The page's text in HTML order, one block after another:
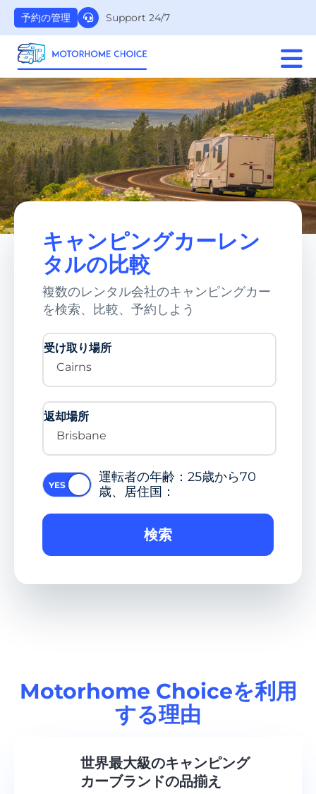
Support 24/7
予約の管理
キャンピングカーレン
タルの比較
複数のレンタル会社のキャンピングカー
を検索、比較、予約しよう
受け取り場所
Cairns
返却場所
Brisbane
運転者の年齢：25歳から70
歳、居住国：
検索
Motorhome Choiceを利用
する理由
世界最大級のキャンピング
カーブランドの品揃え